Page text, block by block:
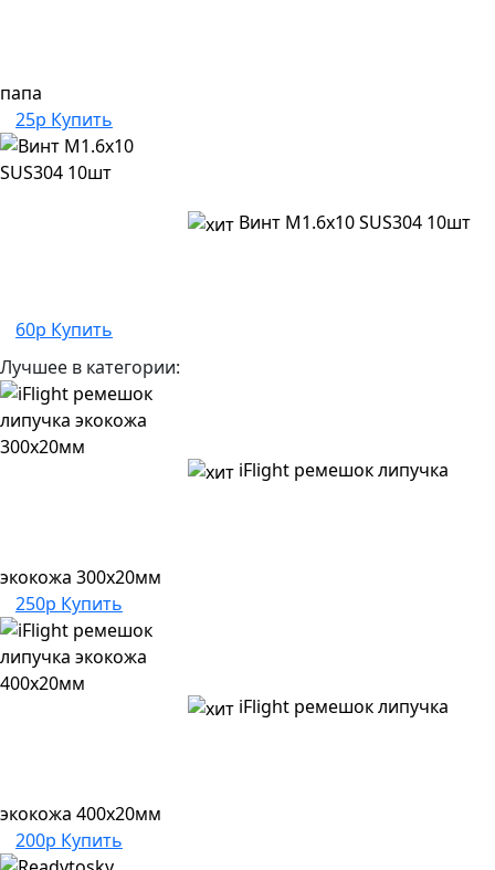
папа
25р Купить
Винт M1.6x10 SUS304 10шт
60р Купить
Лучшее в категории:
iFlight ремешок липучка
экокожа 300х20мм
250р Купить
iFlight ремешок липучка
экокожа 400х20мм
200р Купить